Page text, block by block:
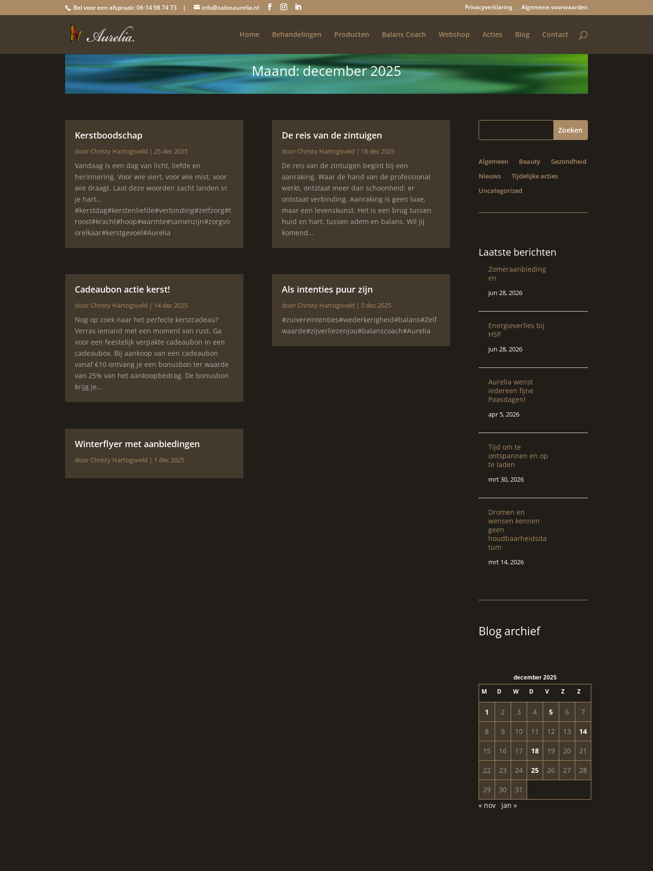
Bel voor een afspraak: 06-14 98 74 73 | info@salonaurelia.nl Privacyverklaring Algemene voorwaarden
Home Behandelingen Producten Balans Coach Webshop Acties Blog Contact
Maand:december 2025
Kerstboodschap
door Christy Hartogsveld |25 dec 2025
Vandaag is een dag van licht, liefde en
herinnering. Voor wie viert, voor wie mist, voor
wie draagt. Laat deze woorden zacht landen in
je hart…
#kerstdag#kerstenliefde#verbinding#zelfzorg#t
roost#kracht#hoop#warmte#samenzijn#zorgvo
orelkaar#kerstgevoel#Aurelia
Cadeaubon actie kerst!
door Christy Hartogsveld | 14 dec 2025
Nog op zoek naar het perfecte kerstcadeau?
Verras iemand met een moment van rust. Ga
voor een feestelijk verpakte cadeaubon in een
cadeaubox. Bij aankoop van een cadeaubon
vanaf €10 ontvang je een bonusbon ter waarde
van 25% van het aankoopbedrag. De bonusbon
krijg je...
Winterflyer met aanbiedingen
door Christy Hartogsveld | 1 dec 2025
De reis van de zintuigen
door Christy Hartogsveld | 18 dec 2025
De reis van de zintuigen begint bij een
aanraking. Waar de hand van de professional
werkt, ontstaat meer dan schoonheid: er
ontstaat verbinding. Aanraking is geen luxe,
maar een levenskunst. Het is een brug tussen
huid en hart, tussen adem en balans. Wil jij
komend...
Als intenties puur zijn
door Christy Hartogsveld | 5 dec 2025
#zuivereintenties#wederkerigheid#balans#Zelf
waarde#zijverliezenjou#balanscoach#Aurelia
Algemeen Beauty
Gezondheid
Nieuws
Tijdelijke acties
Uncategorized
Laatste berichten
Zomeraanbieding
en
jun 28, 2026
Energieverlies bij
HSP
jun 28, 2026
Aurelia wenst
iedereen fijne
Paasdagen!
apr 5, 2026
Tijd om te
ontspannen en op
te laden
mrt 30, 2026
Dromen en
wensen kennen
geen
houdbaarheidsda
tum
mrt 14, 2026
Blog archief
december 2025
M D W D V Z Z
1 2 3 4 5 6 7
8 9 10 11 12 13 14
15 16 17 18 19 20 21
22 23 24 25 26 27 28
29 30
31
« nov
jan »